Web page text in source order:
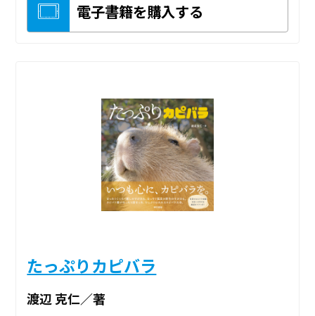
電子書籍を購入する
たっぷりカピバラ
渡辺 克仁／著